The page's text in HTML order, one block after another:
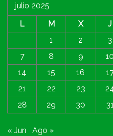
julio 2025
L
M X J
1
2 3
7
8 9 10
14
15 16
21
22 23
28
29 30 31
« Jun Ago »